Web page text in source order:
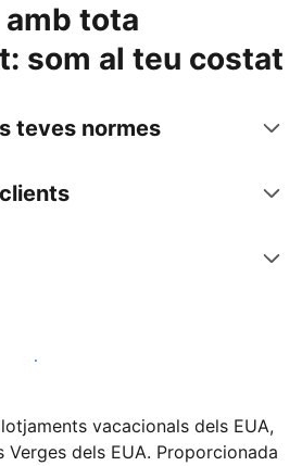
tota
som al teu costat
teves normes
nosaltres avui mateix
vacacionals dels EUA,
Verges dels EUA. Proporcionada